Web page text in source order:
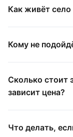
Как живёт село
Кому не
Сколько стоит
зависит цена?
Что делать,